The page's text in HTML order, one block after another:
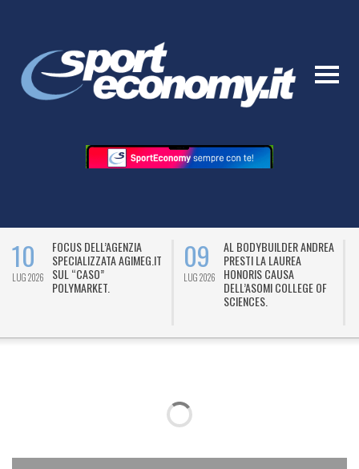
10
LUG 2026
FOCUS DELL’AGENZIA
SPECIALIZZATA AGIMEG.IT
SUL “CASO”
POLYMARKET.
09
LUG 2026
AL BODYBUILDER ANDREA
PRESTI LA LAUREA
HONORIS CAUSA
DELL’ASOMI COLLEGE OF
SCIENCES.